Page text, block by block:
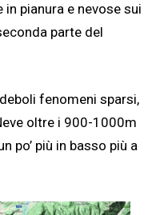
pianura e nevose sui
parte del
fenomeni sparsi,
oltre i 900-1000m
po’ più in basso più a